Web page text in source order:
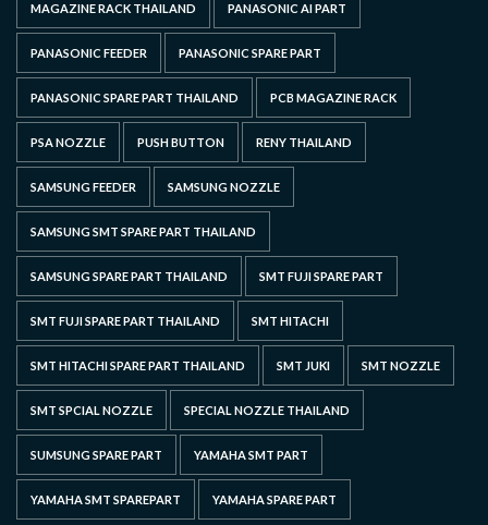
MAGAZINE RACK THAILAND PANASONIC AI PART
PANASONIC FEEDER PANASONIC SPARE PART
PANASONIC SPARE PART THAILAND PCB MAGAZINE RACK
PSA NOZZLE PUSH BUTTON RENY THAILAND
SAMSUNG FEEDER SAMSUNG NOZZLE
SAMSUNG SMT SPARE PART THAILAND
SAMSUNG SPARE PART THAILAND SMT FUJI SPARE PART
SMT FUJI SPARE PART THAILAND SMT HITACHI
SMT HITACHI SPARE PART THAILAND SMT JUKI SMT NOZZLE
SMT SPCIAL NOZZLE SPECIAL NOZZLE THAILAND
SUMSUNG SPARE PART YAMAHA SMT PART
YAMAHA SMT SPAREPART YAMAHA SPARE PART